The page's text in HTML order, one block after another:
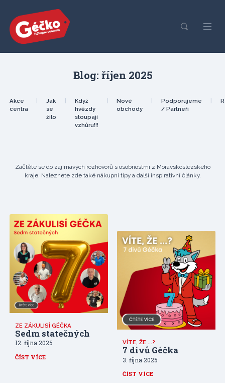
Blog: říjen 2025
Akce
centra
Jak
se
žilo
Když
hvězdy
stoupají
vzhůru!!!
Nové
obchody
Podporujeme
/ Partneři
Začtěte se do zajímavých rozhovorů s osobnostmi z Moravskoslezského
kraje. Naleznete zde také nákupní tipy a další inspirativní články.
ZE ZÁKULISÍ GÉČKA
Sedm statečných
12. října 2025
ČÍST VÍCE
VÍTE, ŽE ...?
7 divů Géčka
3. října 2025
ČÍST VÍCE